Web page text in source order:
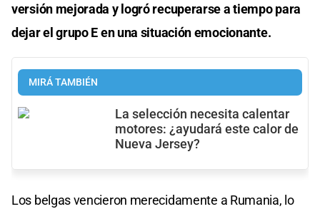
versión mejorada y logró recuperarse a tiempo para
dejar el grupo E en una situación emocionante.
MIRÁ TAMBIÉN
La selección necesita calentar
motores: ¿ayudará este calor de
Nueva Jersey?
Los belgas vencieron merecidamente a Rumania, lo